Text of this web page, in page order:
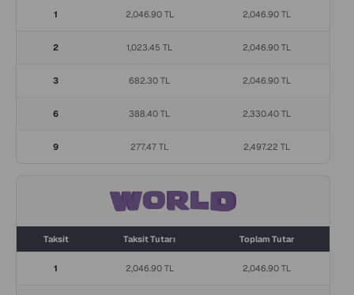
1 2,046.90 TL 2,046.90 TL
2 1,023.45 TL 2,046.90 TL
3 682.30 TL 2,046.90 TL
6 388.40 TL 2,330.40 TL
9 277.47 TL 2,497.22 TL
Taksit Taksit Tutarı Toplam Tutar
1 2,046.90 TL 2,046.90 TL